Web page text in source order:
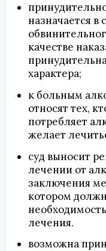
назначается в
качестве
характера;
к больным
относят тех,
потребляет
желает
суд выносит
лечении от
заключения
котором
лечения.
возможна